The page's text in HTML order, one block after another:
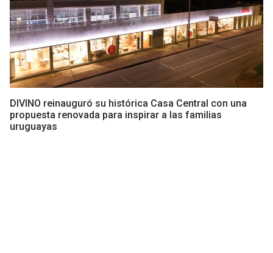
DIVINO reinauguró su histórica Casa Central con una
propuesta renovada para inspirar a las familias
uruguayas